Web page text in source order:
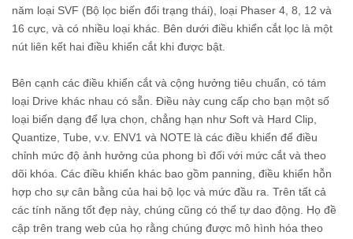
năm loại SVF (Bộ lọc biến đổi trạng thái), loại Phaser 4, 8, 12 và
16 cực, và có nhiều loại khác. Bên dưới điều khiển cắt lọc là một
nút liên kết hai điều khiển cắt khi được bật.
Bên cạnh các điều khiển cắt và cộng hưởng tiêu chuẩn, có tám
loại Drive khác nhau có sẵn. Điều này cung cấp cho bạn một số
loại biến dạng để lựa chọn, chẳng hạn như Soft và Hard Clip,
Quantize, Tube, v.v. ENV1 và NOTE là các điều khiển để điều
chỉnh mức độ ảnh hưởng của phong bì đối với mức cắt và theo
dõi khóa. Các điều khiển khác bao gồm panning, điều khiển hỗn
hợp cho sự cân bằng của hai bộ lọc và mức đầu ra. Trên tất cả
các tính năng tốt đẹp này, chúng cũng có thể tự dao động. Họ đề
cập trên trang web của họ rằng chúng được mô hình hóa theo